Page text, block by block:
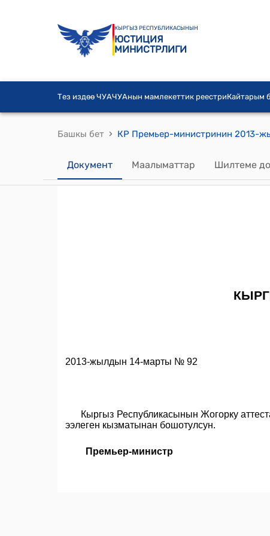
КЫРГЫЗ РЕСПУБЛИКАСЫНЫН
ЮСТИЦИЯ
МИНИСТРЛИГИ
Тез издөө ЧУАЧУАнын мамлекеттик реестриКайтарым
Башкы бет ›
Документ Маалыматтар Шилтеме